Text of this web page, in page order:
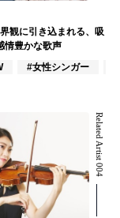
観に引き込まれる、吸
情豊かな歌声
#女性シンガー
Related Artist 004